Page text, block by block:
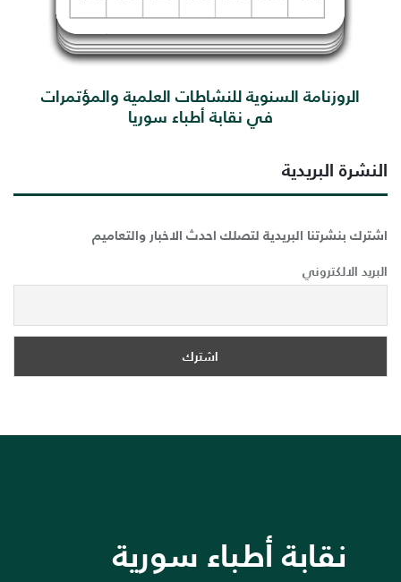
الروزنامة السنوية للنشاطات العلمية والمؤتمرات
في نقابة أطباء سوريا
النشرة البريدية
اشترك بنشرتنا البريدية لتصلك احدث الاخبار والتعاميم
البريد الالكتروني
نقابة أطباء سورية